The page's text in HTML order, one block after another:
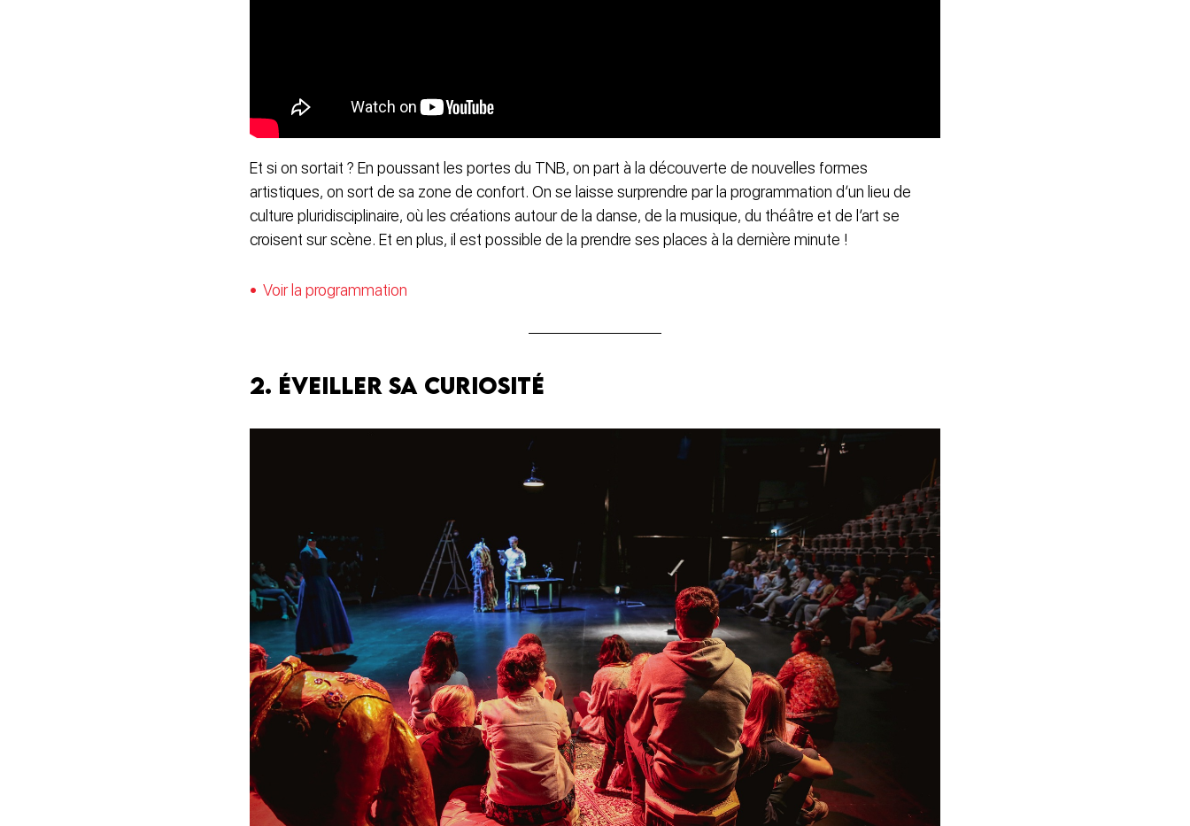
Et si on sortait ? En poussant les portes du TNB, on part à la découverte de nouvelles formes
artistiques, on sort de sa zone de confort. On se laisse surprendre par la programmation d’un lieu de
culture pluridisciplinaire, où les créations autour de la danse, de la musique, du théâtre et de l’art se
croisent sur scène. Et en plus, il est possible de la prendre ses places à la dernière minute !
Voir la programmation
2. Éveiller sa curiosité